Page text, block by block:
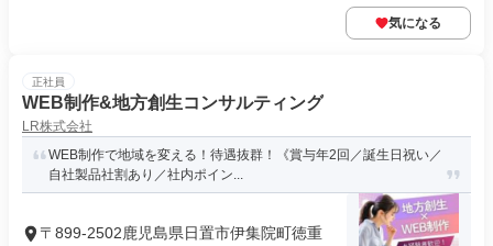
気になる
正社員
WEB制作&地方創生コンサルティング
LR株式会社
WEB制作で地域を変える！待遇抜群！《賞与年2回／誕生日祝い／
自社製品社割あり／社内ポイン...
〒899-2502鹿児島県日置市伊集院町徳重